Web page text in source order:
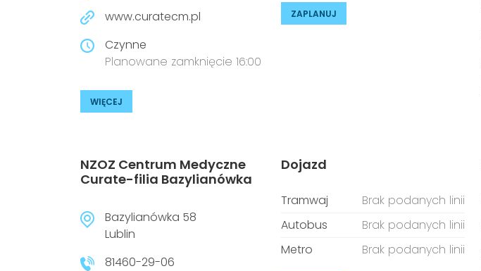
www.curatecm.pl
Czynne
Planowane zamknięcie 16:00
WIĘCEJ
ZAPLANUJ
NZOZ Centrum Medyczne
Curate-filia Bazylianówka
Bazylianówka 58
Lublin
81460-29-06
Dojazd
Tramwaj
Brak podanych linii
Autobus
Brak podanych linii
Metro
Brak podanych linii